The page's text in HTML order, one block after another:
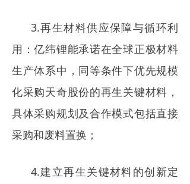
3.再生材料供应保障与循环利
用：亿纬锂能承诺在全球正极材料
生产体系中，同等条件下优先规模
化采购天奇股份的再生关键材料，
具体采购规划及合作模式包括直接
采购和废料置换；
4.建立再生关键材料的创新定